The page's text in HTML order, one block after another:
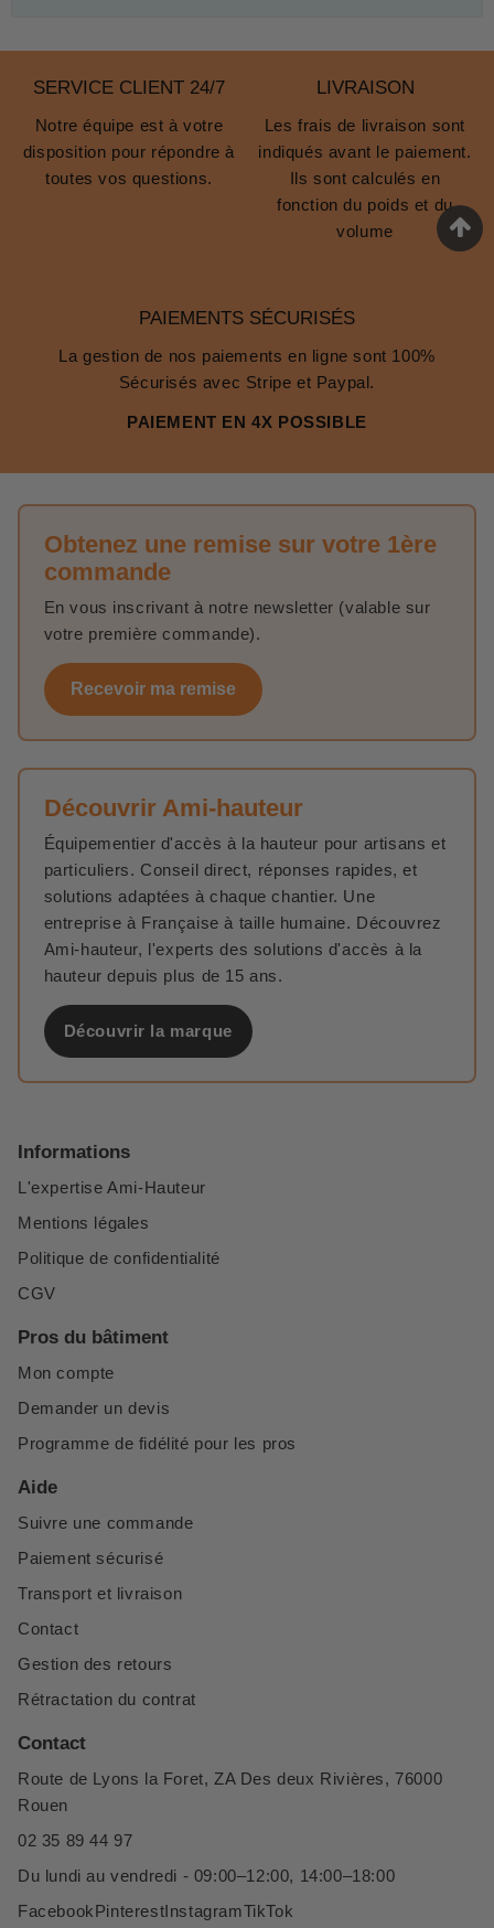
SERVICE CLIENT 24/7
Notre équipe est à votre
disposition pour répondre à
toutes vos questions.
LIVRAISON
Les frais de livraison sont
indiqués avant le paiement.
Ils sont calculés en
fonction du poids et du
volume
PAIEMENTS SÉCURISÉS
La gestion de nos paiements en ligne sont 100%
Sécurisés avec Stripe et Paypal.
PAIEMENT EN 4X POSSIBLE
Obtenez une remise sur votre 1ère
commande
En vous inscrivant à notre newsletter (valable sur
votre première commande).
Recevoir ma remise
Découvrir Ami-hauteur
Équipementier d'accès à la hauteur pour artisans et
particuliers. Conseil direct, réponses rapides, et
solutions adaptées à chaque chantier. Une
entreprise à Française à taille humaine. Découvrez
Ami-hauteur, l'experts des solutions d'accès à la
hauteur depuis plus de 15 ans.
Découvrir la marque
Informations
L'expertise Ami-Hauteur
Mentions légales
Politique de confidentialité
CGV
Pros du bâtiment
Mon compte
Demander un devis
Programme de fidélité pour les pros
Aide
Suivre une commande
Paiement sécurisé
Transport et livraison
Contact
Gestion des retours
Rétractation du contrat
Contact
Route de Lyons la Foret, ZA Des deux Rivières, 76000
Rouen
02 35 89 44 97
Du lundi au vendredi - 09:00–12:00, 14:00–18:00
FacebookPinterestInstagramTikTok